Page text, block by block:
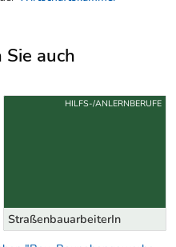
auch
StraßenbauarbeiterIn
HILFS-/ANLERNBERUFE